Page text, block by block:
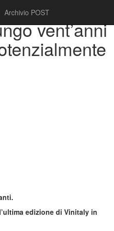
Archivio POST
vent’anni
edizione di Vinitaly in